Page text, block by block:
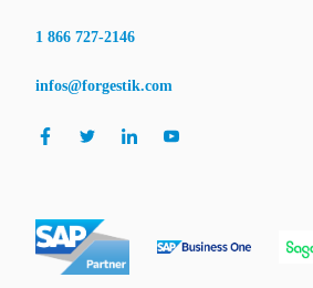
1 866 727-2146
infos@forgestik.com